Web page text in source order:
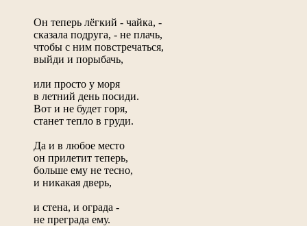
Он теперь лёгкий - чайка, -
сказала подруга, - не плачь,
чтобы с ним повстречаться,
выйди и порыбачь,
или просто у моря
в летний день посиди.
Вот и не будет горя,
станет тепло в груди.
Да и в любое место
он прилетит теперь,
больше ему не тесно,
и никакая дверь,
и стена, и ограда -
не преграда ему.